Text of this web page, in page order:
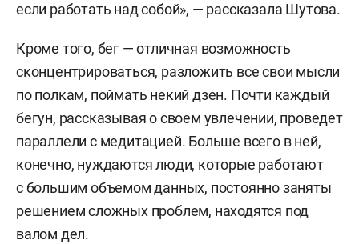
если работать над собой», — рассказала Шутова.
Кроме того, бег — отличная возможность
сконцентрироваться, разложить все свои мысли
по полкам, поймать некий дзен. Почти каждый
бегун, рассказывая о своем увлечении, проведет
параллели с медитацией. Больше всего в ней,
конечно, нуждаются люди, которые работают
с большим объемом данных, постоянно заняты
решением сложных проблем, находятся под
валом дел.